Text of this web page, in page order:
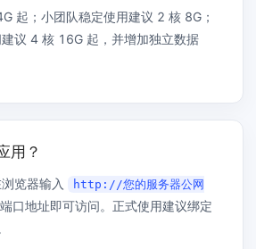
起；小团队稳定使用建议 2 核 8G；
议 4 核 16G 起，并增加独立数据
用？
览器输入
http://您的服务器公网
口地址即可访问。正式使用建议绑定